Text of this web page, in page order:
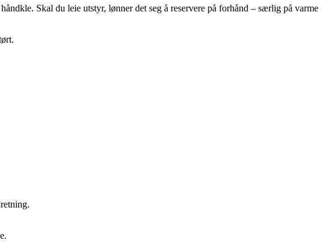
Skal du leie utstyr, lønner det seg å reservere på forhånd – særlig på varme